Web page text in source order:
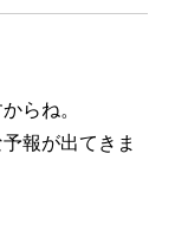
らね。
報が出てきま